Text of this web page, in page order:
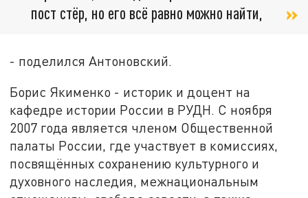
пост стёр, но его всё равно можно найти,
- поделился Антоновский.
Борис Якименко - историк и доцент на
кафедре истории России в РУДН. С ноября
2007 года является членом Общественной
палаты России, где участвует в комиссиях,
посвящённых сохранению культурного и
духовного наследия, межнациональным